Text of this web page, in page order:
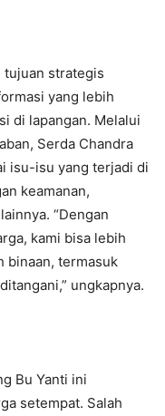
tujuan strategis
yang lebih
di lapangan. Melalui
Serda Chandra
isu-isu yang terjadi di
keamanan,
“Dengan
kami bisa lebih
binaan, termasuk
ungkapnya.
Bu Yanti ini
setempat. Salah